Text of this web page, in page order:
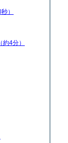
）
（約4分）